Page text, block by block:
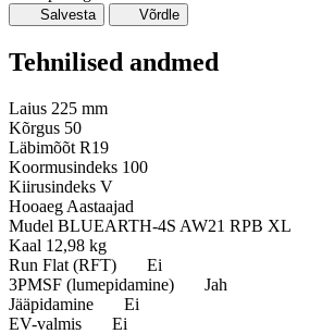
Salvesta Võrdle
Tehnilised andmed
Laius 225 mm
Kõrgus 50
Läbimõõt R19
Koormusindeks 100
Kiirusindeks V
Hooaeg Aastaajad
Mudel BLUEARTH-4S AW21 RPB XL
Kaal 12,98 kg
Run Flat (RFT)
Ei
3PMSF (lumepidamine)
Jah
Jääpidamine
Ei
EV-valmis
Ei